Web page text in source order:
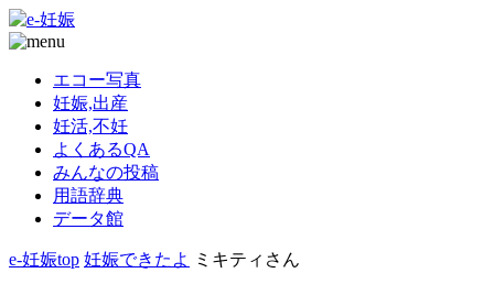
エコー写真
妊娠,出産
妊活,不妊
よくあるQA
みんなの投稿
用語辞典
データ館
e-妊娠top 妊娠できたよ ミキティさん